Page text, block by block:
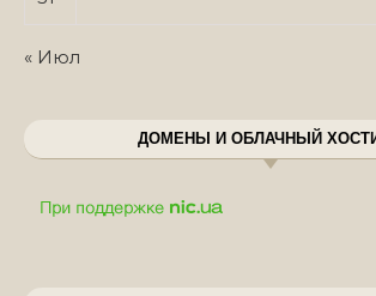
« Июл
ДОМЕНЫ И ОБЛАЧНЫЙ